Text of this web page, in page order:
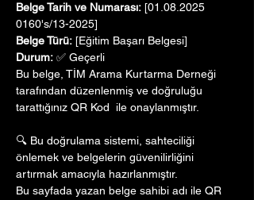
Belge Tarih ve Numarası: [01.08.2025
0160's/13-2025]
Belge Türü: [Eğitim Başarı Belgesi]
Durum: ✅ Geçerli
Bu belge, TİM Arama Kurtarma Derneği
tarafından düzenlenmiş ve doğruluğu
tarattığınız QR Kod  ile onaylanmıştır.
🔍 Bu doğrulama sistemi, sahteciliği
önlemek ve belgelerin güvenilirliğini
artırmak amacıyla hazırlanmıştır.
Bu sayfada yazan belge sahibi adı ile QR